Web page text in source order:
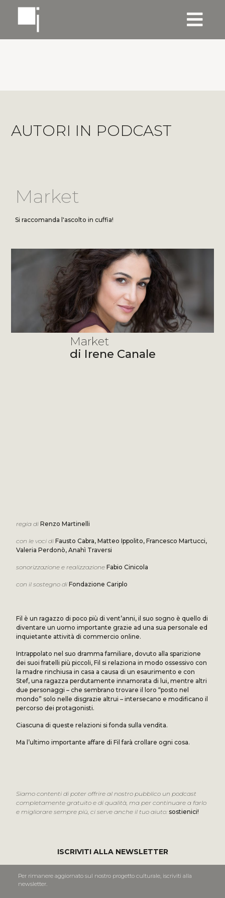
AUTORI IN PODCAST
Market
Si raccomanda l'ascolto in cuffia!
Market
di Irene Canale
regia di Renzo Martinelli
con le voci di Fausto Cabra, Matteo Ippolito, Francesco Martucci,
Valeria Perdonò, Anahì Traversi
sonorizzazione e realizzazione Fabio Cinicola
con il sostegno di Fondazione Cariplo
Fil è un ragazzo di poco più di vent’anni, il suo sogno è quello di
diventare un uomo importante grazie ad una sua personale ed
inquietante attività di commercio online.
Intrappolato nel suo dramma familiare, dovuto alla sparizione
dei suoi fratelli più piccoli, Fil si relaziona in modo ossessivo con
la madre rinchiusa in casa a causa di un esaurimento e con
Stef, una ragazza perdutamente innamorata di lui, mentre altri
due personaggi – che sembrano trovare il loro “posto nel
mondo” solo nelle disgrazie altrui – intersecano e modificano il
percorso dei protagonisti.
Ciascuna di queste relazioni si fonda sulla vendita.
Ma l’ultimo importante affare di Fil farà crollare ogni cosa.
Siamo contenti di poter offrire al nostro pubblico un podcast
completamente gratuito e di qualità, ma per continuare a farlo
e migliorare sempre più, ci serve anche il tuo aiuto: sostienici!
ISCRIVITI ALLA NEWSLETTER
Per rimanere aggiornato sul nostro progetto culturale, iscriviti alla
newsletter.